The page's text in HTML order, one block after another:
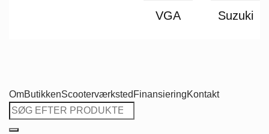
VGA Suzuki
OmButikkenScooterværksted FinansieringKontakt
Søg
efter: